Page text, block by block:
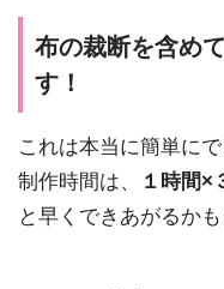
布の裁断を含め
す！
これは本当に簡単に
制作時間は、
１時間×
と早くできあがるかも